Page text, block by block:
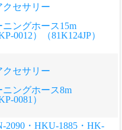
クセサリー
ングホース15m
0012）（81K124JP）
クセサリー
ングホース8m
0081）
2090・HKU-1885・HK-